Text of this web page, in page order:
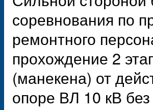
соревнования по
ремонтного
прохождение 2
(манекена) от
опоре ВЛ 10 кВ